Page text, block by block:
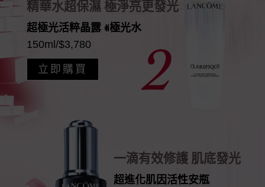
精華水超保濕 極淨亮更發光
超極光活粹晶露 #極光水
150ml/$3,780
立即購買
一滴有效修護 肌底發光
超進化肌因活性安瓶